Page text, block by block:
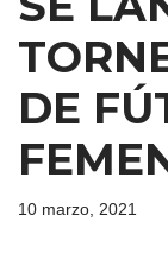
DE
10 marzo, 2021